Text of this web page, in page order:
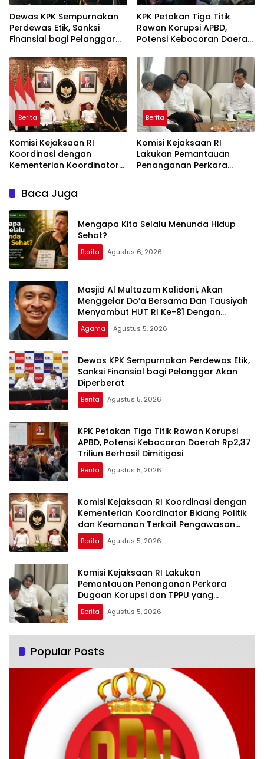
Dewas KPK Sempurnakan
Perdewas Etik, Sanksi
Finansial bagi Pelanggar
KPK Petakan Tiga Titik
Rawan Korupsi APBD,
Potensi Kebocoran Daerah
Dimitigasi
Berita
Komisi Kejaksaan RI
Koordinasi dengan
Kementerian Koordinator
Keamanan Terkait
Pengawasan Penanganan
Perkara Dugaan Korupsi
dan TPPU Mantan
Jampidsus, FA
Berita
Komisi Kejaksaan RI
Lakukan Pemantauan
Penanganan Perkara
Baca Juga
Mengapa Kita Selalu Menunda Hidup
Sehat?
Berita Agustus 6, 2026
Masjid Al Multazam Kalidoni, Akan
Menggelar Do’a Bersama Dan Tausiyah
Menyambut HUT RI Ke-81 Dengan
Pembicara Ustadz Qoim Nur’aini M.Pd
Agama Agustus 5, 2026
Dewas KPK Sempurnakan Perdewas Etik,
Sanksi Finansial bagi Pelanggar Akan
Diperberat
Berita Agustus 5, 2026
KPK Petakan Tiga Titik Rawan Korupsi
APBD, Potensi Kebocoran Daerah Rp2,37
Triliun Berhasil Dimitigasi
Berita Agustus 5, 2026
Komisi Kejaksaan RI Koordinasi dengan
Kementerian Koordinator Bidang Politik
dan Keamanan Terkait Pengawasan
Penanganan Perkara Dugaan Korupsi
dan TPPU Mantan Jampidsus, FA
Berita Agustus 5, 2026
Komisi Kejaksaan RI Lakukan
Pemantauan Penanganan Perkara
Dugaan Korupsi dan TPPU yang
Melibatkan Mantan Jampidsus, FA di
Kejaksaan Agung
Berita Agustus 5, 2026
Popular Posts